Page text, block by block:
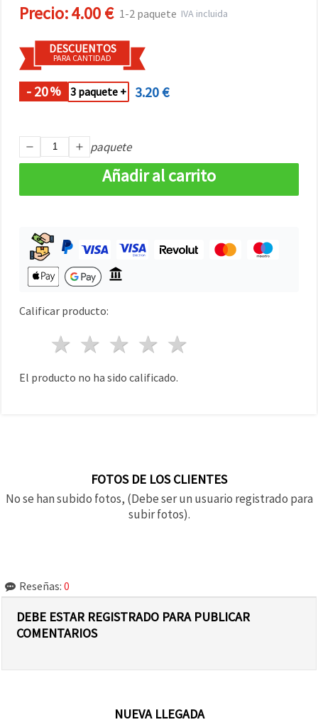
Precio:4.00 € 1-2 paquete IVA incluida
DESCUENTOS
PARA CANTIDAD
- 20% 3 paquete + 3.20 €
paquete
Añadir al carrito
Calificar producto:
4 estrellas
3 estrellas
2 estrellas
1 estrella
El producto no ha sido calificado.
FOTOS DE LOS CLIENTES
No se han subido fotos, (Debe ser un usuario registrado para
subir fotos).
Reseñas: 0
DEBE ESTAR REGISTRADO PARA PUBLICAR
COMENTARIOS
NUEVA LLEGADA